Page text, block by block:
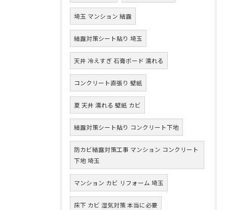
埼玉 マンション 結露
結露対策シート貼り 埼玉
天井 冷えすぎ 石膏ボード 濡れる
コンクリート直張り 壁紙
夏 天井 濡れる 壁紙 カビ
結露対策シート貼り コンクリート下地
防カビ結露対策工事 マンション コンクリート
下地 埼玉
マンション カビ リフォーム 埼玉
床下 カビ 湿気対策 本当に必要